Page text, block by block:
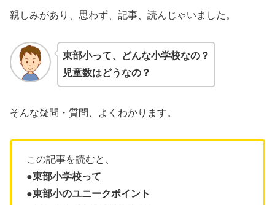
親しみがあり、思わず、記事、読んじゃいました。
東部小って、どんな小学校なの？
児童数はどうなの？
そんな疑問・質問、よくわかります。
この記事を読むと、
●東部小学校って
●東部小のユニークポイント